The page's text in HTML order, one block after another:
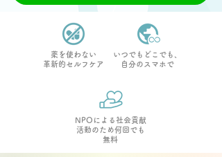
薬を使わない
革新的セルフケア
いつでもどこでも、
自分のスマホで
NPOによる社会貢献
活動のため何回でも
無料